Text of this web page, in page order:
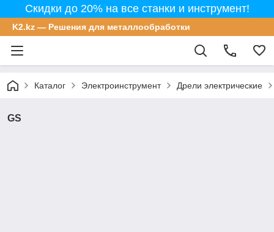
Скидки до 20% на все станки и инструмент!
K2.kz — Решения для металлообработки
Каталог Электроинструмент Дрели электрические
GS